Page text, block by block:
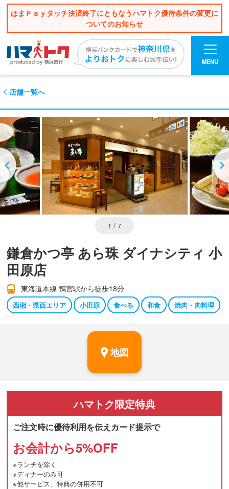
はまＰａｙタッチ決済終了にともなうハマトク優待条件の変更に
ついてのお知らせ
MENU
店舗一覧へ
1 / 7
鎌倉かつ亭 あら珠 ダイナシティ 小
田原店
東海道本線 鴨宮駅から徒歩18分
西湘・県西エリア 小田原 食べる 和食 焼肉・肉料理
地図
ハマトク限定特典
ご注文時に優待利用を伝えカード提示で
お会計から5%OFF
※ランチを除く
※ディナーのみ可
※他サービス、特典の併用不可